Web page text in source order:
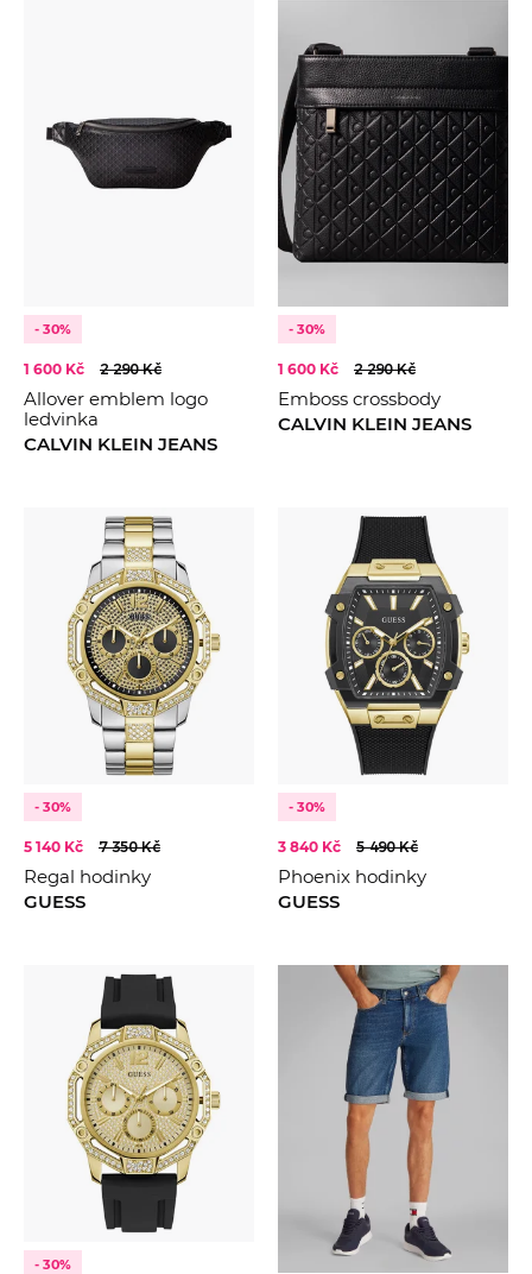
Bronzová
Khaki
Růžová
- 30%
1 600 Kč 2 290 Kč
Allover emblem logo
ledvinka
CALVIN KLEIN JEANS
- 30%
1 600 Kč 2 290 Kč
Emboss crossbody
CALVIN KLEIN JEANS
- 30%
5 140 Kč 7 350 Kč
Regal hodinky
GUESS
- 30%
3 840 Kč 5 490 Kč
Phoenix hodinky
GUESS
- 30%